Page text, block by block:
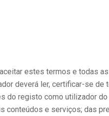
estes termos e todas
deverá ler, certificar-se de
do registo como utilizador
e serviços; das